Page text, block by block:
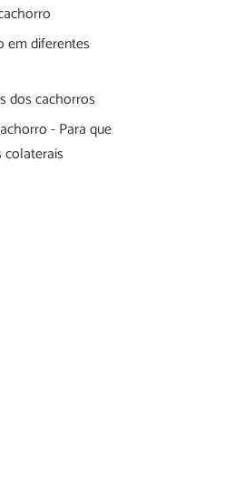
em diferentes
dos cachorros
- Para que
colaterais